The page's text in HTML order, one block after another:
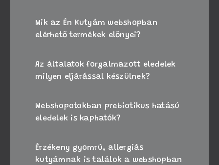
Mik az Én Kutyám webshopban
elérhető termékek előnyei?
Az általatok forgalmazott eledelek
milyen eljárással készülnek?
Webshopotokban prebiotikus hatású
eledelek is kaphatók?
Érzékeny gyomrú, allergiás
kutyámnak is találok a webshopban